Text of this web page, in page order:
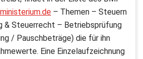
– Themen – Steuern
& Steuerrecht – Betriebsprüfung
/ Pauschbeträge) die für ihn
Eine Einzelaufzeichnung